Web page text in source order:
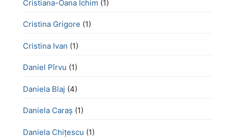
Cristiana-Oana Ichim (1)
Cristina Grigore (1)
Cristina Ivan (1)
Daniel Pîrvu (1)
Daniela Blaj (4)
Daniela Caraș (1)
Daniela Chiţescu (1)